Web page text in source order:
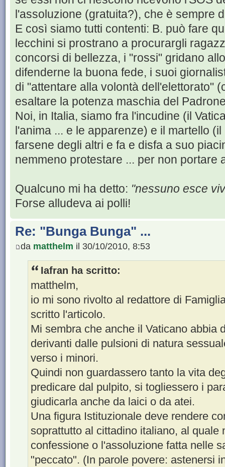
l'assoluzione (gratuita?), che è sempre
E così siamo tutti contenti: B. può fare
lecchini si prostrano a procurargli
concorsi di bellezza, i "rossi" gridano
difenderne la buona fede, i suoi
di "attentare alla volontà dell'elettorato"
esaltare la potenza maschia del
Noi, in Italia, siamo fra l'incudine (il
l'anima ... e le apparenze) e il martello
farsene degli altri e fa e disfa a suo
nemmeno protestare ... per non portare
Qualcuno mi ha detto: "nessuno esce
Forse alludeva ai polli!
Re: "Bunga Bunga" ...
da matthelm il 30/10/2010, 8:53
Iafran ha scritto:
matthelm,
io mi sono rivolto al redattore di
scritto l'articolo.
Mi sembra che anche il Vaticano abbia
derivanti dalle pulsioni di natura
verso i minori.
Quindi non guardassero tanto la vita
predicare dal pulpito, si togliessero i
giudicarla anche da laici o da atei.
Una figura Istituzionale deve rendere
soprattutto al cittadino italiano, al quale
confessione o l'assoluzione fatta nelle
"peccato". (In parole povere: astenersi